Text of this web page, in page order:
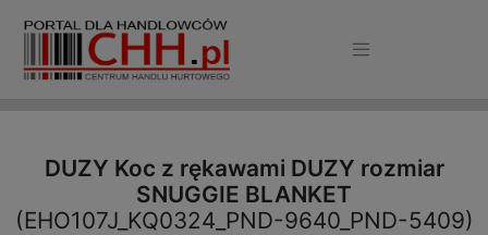
DUZY Koc z rękawami DUZY rozmiar
SNUGGIE BLANKET
(EHO107J_KQ0324_PND-9640_PND-5409)